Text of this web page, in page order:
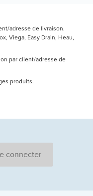
adresse de livraison.
Viega, Easy Drain, Heau,
par client/adresse de
produits.
connecter